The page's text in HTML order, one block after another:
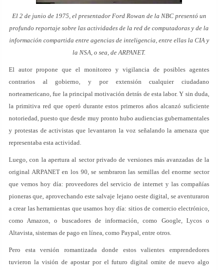
El 2 de junio de 1975, el presentador Ford Rowan de la NBC presentó un
profundo reportaje sobre las actividades de la red de computadoras y de la
información compartida entre agencias de inteligencia, entre ellas la CIA y
la NSA, o sea, de ARPANET.
El autor propone que el monitoreo y vigilancia de posibles agentes
contrarios al gobierno, y por extensión cualquier ciudadano
norteamericano, fue la principal motivación detrás de esta labor. Y sin duda,
la primitiva red que operó durante estos primeros años alcanzó suficiente
notoriedad, puesto que desde muy pronto hubo audiencias gubernamentales
y protestas de activistas que levantaron la voz señalando la amenaza que
representaba esta actividad.
Luego, con la apertura al sector privado de versiones más avanzadas de la
original ARPANET en los 90, se sembraron las semillas del enorme sector
que vemos hoy día: proveedores del servicio de internet y las compañías
pioneras que, aprovechando este salvaje lejano oeste digital, se aventuraron
a crear las herramientas que usamos hoy día: sitios de comercio electrónico,
como Amazon, o buscadores de información, como Google, Lycos o
Altavista, sistemas de pago en línea, como Paypal, entre otros.
Pero esta versión romantizada donde estos valientes emprendedores
tuvieron la visión de apostar por el futuro digital omite de nuevo algo